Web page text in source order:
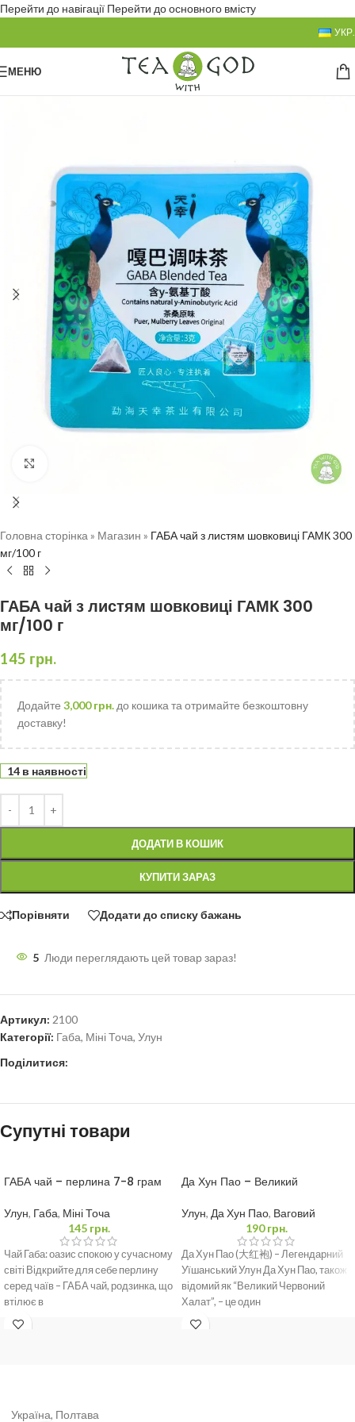
Перейти до навігації Перейти до основного вмісту
УКР.
МЕНЮ
Головна сторінка » Магазин » ГАБА чай з листям шовковиці ГАМК 300
мг/100 г
ГАБА чай з листям шовковиці ГАМК 300
мг/100 г
145 грн.
Додайте 3,000грн. до кошика та отримайте безкоштовну
доставку!
14 в наявності
ДОДАТИ В КОШИК
КУПИТИ ЗАРАЗ
Порівняти Додати до списку бажань
5 Люди переглядають цей товар зараз!
Артикул: 2100
Категорії: Габа, Міні Точа, Улун
Поділитися:
Супутні товари
ГАБА чай – перлина 7-8 грам
Улун, Габа, Міні Точа
145грн.
Чай Габа: оазис спокою у сучасному
світі Відкрийте для себе перлину
серед чаїв – ГАБА чай, родзинка, що
втілює в
Да Хун Пао – Великий
Улун, Да Хун Пао, Ваговий
190грн.
Да Хун Пао (大红袍) – Легендарний
Уїшанський Улун Да Хун Пао, також
відомий як “Великий Червоний
Халат”, – це один
Україна, Полтава